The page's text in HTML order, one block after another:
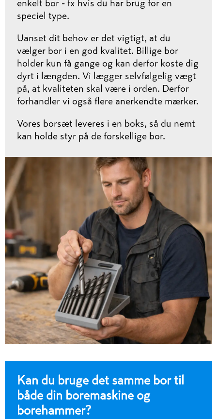
enkelt bor - fx hvis du har brug for en
speciel type.
Uanset dit behov er det vigtigt, at du
vælger bor i en god kvalitet. Billige bor
holder kun få gange og kan derfor koste dig
dyrt i længden. Vi lægger selvfølgelig vægt
på, at kvaliteten skal være i orden. Derfor
forhandler vi også flere anerkendte mærker.
Vores borsæt leveres i en boks, så du nemt
kan holde styr på de forskellige bor.
Kan du bruge det samme bor til
både din boremaskine og
borehammer?